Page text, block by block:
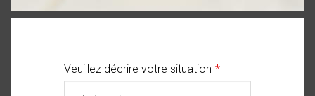
Veuillez décrire votre situation